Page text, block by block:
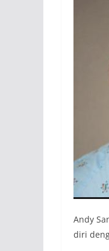
Andy
diri